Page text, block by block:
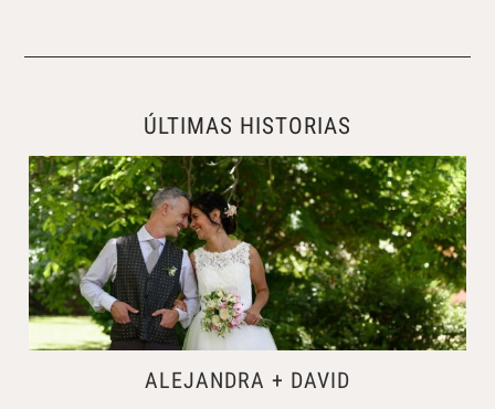
ÚLTIMAS HISTORIAS
ALEJANDRA + DAVID